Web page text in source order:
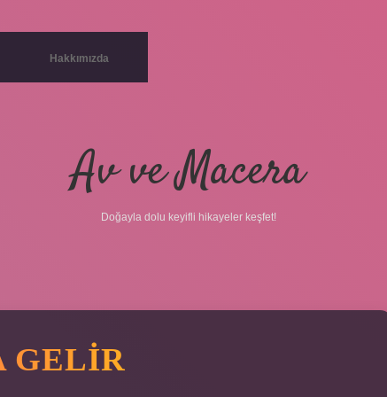
Hakkımızda
Av ve Macera
Doğayla dolu keyifli hikayeler keşfet!
GELIR